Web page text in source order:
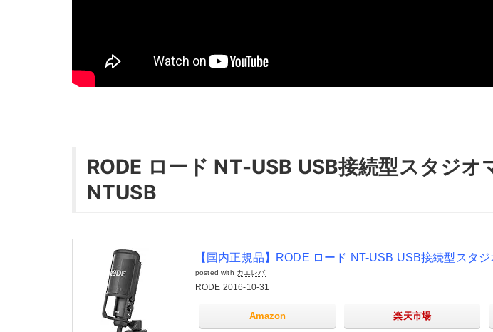
RODE ロード NT-USB USB接続型スタジオ
NTUSB
【国内正規品】RODE ロード NT-USB USB接続型スタ
posted with カエレバ
RODE 2016-10-31
Amazon 楽天市場